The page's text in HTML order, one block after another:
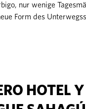
nur wenige
Form des
HOTEL Y